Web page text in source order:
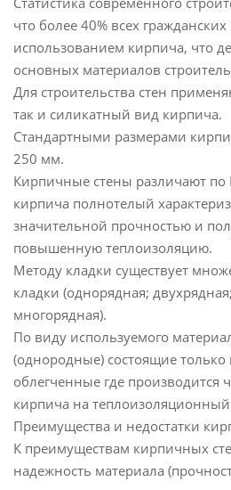
что более 40% всех
использованием кирпича, что
основных материалов
Для строительства стен
так и силикатный вид кирпича.
Стандартными размерами
250 мм.
Кирпичные стены различают по
кирпича полнотелый
значительной прочностью и
повышенную теплоизоляцию.
Методу кладки существует
кладки (однорядная;
многорядная).
По виду используемого
(однородные) состоящие только
облегченные где производится
кирпича на
Преимущества и недостатки
К преимуществам кирпичных
надежность материала